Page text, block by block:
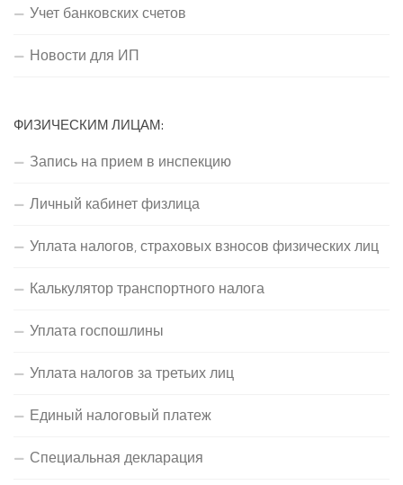
Учет банковских счетов
Новости для ИП
ФИЗИЧЕСКИМ ЛИЦАМ:
Запись на прием в инспекцию
Личный кабинет физлица
Уплата налогов, страховых взносов физических лиц
Калькулятор транспортного налога
Уплата госпошлины
Уплата налогов за третьих лиц
Единый налоговый платеж
Специальная декларация